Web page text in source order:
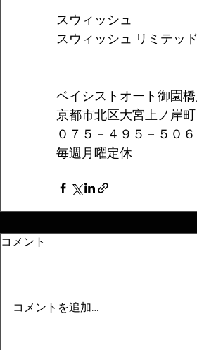
スウィッシュ　　　　
スウィッシュ リミテッ
ベイシストオート御園
京都市北区大宮上ノ岸
０７５－４９５－５０６
毎週月曜定休
コメント
コメントを追加…